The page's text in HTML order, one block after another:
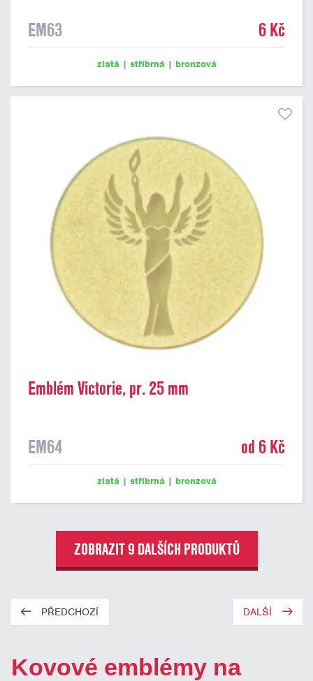
EM63 6 Kč
zlatá | stříbrná | bronzová
Emblém Victorie, pr. 25 mm
EM64 od 6 Kč
zlatá | stříbrná | bronzová
ZOBRAZIT 9 DALŠÍCH PRODUKTŮ
PŘEDCHOZÍ DALŠÍ
Kovové emblémy na